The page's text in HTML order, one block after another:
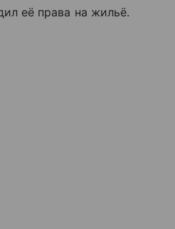
её права на жильё.